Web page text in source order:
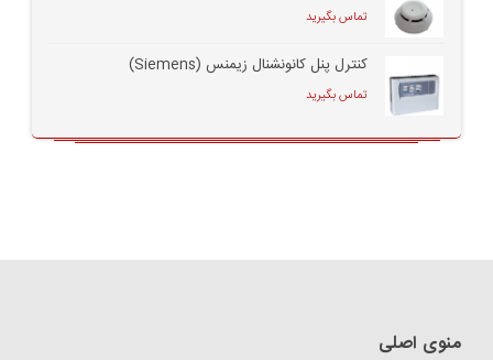
تماس بگیرید
کنترل پنل کانونشنال زیمنس (Siemens)
تماس بگیرید
منوی اصلی